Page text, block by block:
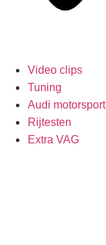
Video clips
Tuning
Audi motorsport
Rijtesten
Extra VAG